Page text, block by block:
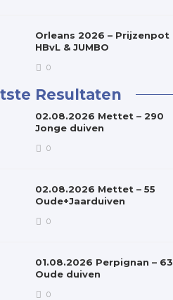
Orleans 2026 – Prijzenpot
HBvL & JUMBO
0
Resultaten
02.08.2026 Mettet – 290
Jonge duiven
0
02.08.2026 Mettet – 55
Oude+Jaarduiven
0
01.08.2026 Perpignan – 63
Oude duiven
0